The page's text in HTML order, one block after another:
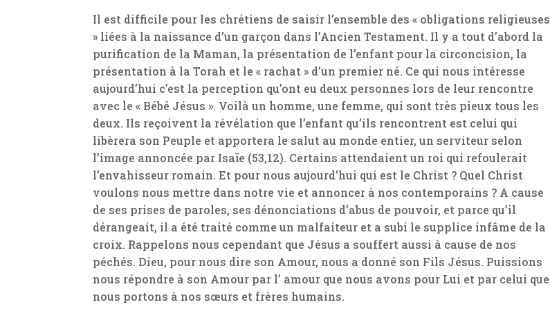
Il est difficile pour les chrétiens de saisir l’ensemble des « obligations religieuses
» liées à la naissance d’un garçon dans l’Ancien Testament. Il y a tout d’abord la
purification de la Maman, la présentation de l’enfant pour la circoncision, la
présentation à la Torah et le « rachat » d’un premier né. Ce qui nous intéresse
aujourd’hui c’est la perception qu’ont eu deux personnes lors de leur rencontre
avec le « Bébé Jésus ». Voilà un homme, une femme, qui sont très pieux tous les
deux. Ils reçoivent la révélation que l’enfant qu’ils rencontrent est celui qui
libèrera son Peuple et apportera le salut au monde entier, un serviteur selon
l’image annoncée par Isaïe (53,12). Certains attendaient un roi qui refoulerait
l’envahisseur romain. Et pour nous aujourd’hui qui est le Christ ? Quel Christ
voulons nous mettre dans notre vie et annoncer à nos contemporains ? A cause
de ses prises de paroles, ses dénonciations d’abus de pouvoir, et parce qu’il
dérangeait, il a été traité comme un malfaiteur et a subi le supplice infâme de la
croix. Rappelons nous cependant que Jésus a souffert aussi à cause de nos
péchés. Dieu, pour nous dire son Amour, nous a donné son Fils Jésus. Puissions
nous répondre à son Amour par l’ amour que nous avons pour Lui et par celui que
nous portons à nos sœurs et frères humains.